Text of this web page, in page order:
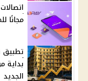
مجانًا
الجديد